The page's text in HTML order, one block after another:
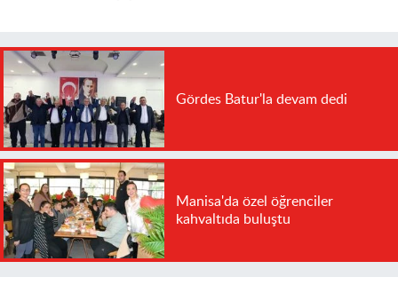
Gördes Batur'la devam dedi
Manisa'da özel öğrenciler
kahvaltıda buluştu